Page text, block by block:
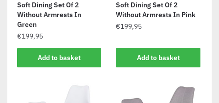
Soft Dining Set Of 2
Without Armrests In
Green
€199,95
Add to basket
Soft Dining Set Of 2
Without Armrests In Pink
€199,95
Add to basket